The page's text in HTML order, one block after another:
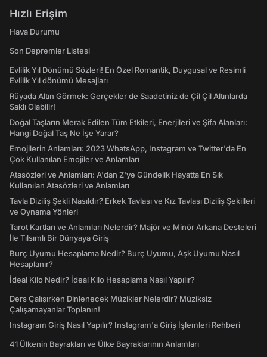
Hızlı Erişim
Hava Durumu
Son Depremler Listesi
Evlilik Yıl Dönümü Sözleri! En Özel Romantik, Duygusal ve Resimli
Evlilik Yıl dönümü Mesajları
Rüyada Altın Görmek: Gerçekler de Saadetiniz de Çil Çil Altınlarda
Saklı Olabilir!
Doğal Taşların Merak Edilen Tüm Etkileri, Enerjileri ve Şifa Alanları:
Hangi Doğal Taş Ne İşe Yarar?
Emojilerin Anlamları: 2023 WhatsApp, Instagram ve Twitter'da En
Çok Kullanılan Emojiler ve Anlamları
Atasözleri ve Anlamları: A'dan Z'ye Gündelik Hayatta En Sık
Kullanılan Atasözleri ve Anlamları
Tavla Diziliş Şekli Nasıldır? Erkek Tavlası ve Kız Tavlası Diziliş Şekilleri
ve Oynama Yönleri
Tarot Kartları ve Anlamları Nelerdir? Majör ve Minör Arkana Desteleri
İle Tılsımlı Bir Dünyaya Giriş
Burç Uyumu Hesaplama Nedir? Burç Uyumu, Aşk Uyumu Nasıl
Hesaplanır?
İdeal Kilo Nedir? İdeal Kilo Hesaplama Nasıl Yapılır?
Ders Çalışırken Dinlenecek Müzikler Nelerdir? Müziksiz
Çalışamayanlar Toplanın!
Instagram Giriş Nasıl Yapılır? Instagram'a Giriş İşlemleri Rehberi
41 Ülkenin Bayrakları ve Ülke Bayraklarının Anlamları